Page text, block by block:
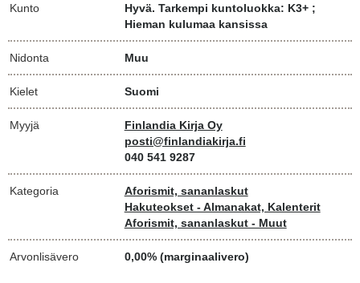
Kunto
Hyvä. Tarkempi kuntoluokka: K3+ ;
Hieman kulumaa kansissa
Nidonta Muu
Kielet Suomi
Myyjä
Finlandia Kirja Oy
posti@finlandiakirja.fi
040 541 9287
Kategoria
Aforismit, sananlaskut
Hakuteokset - Almanakat, Kalenterit
Aforismit, sananlaskut - Muut
Arvonlisävero 0,00% (marginaalivero)